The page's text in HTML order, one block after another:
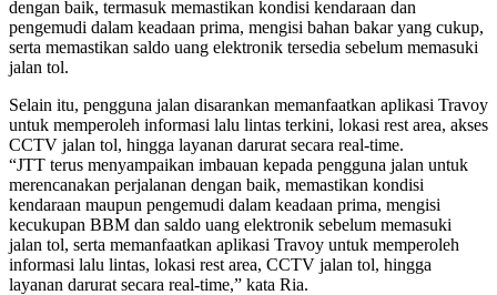
dengan baik, termasuk memastikan kondisi kendaraan dan
pengemudi dalam keadaan prima, mengisi bahan bakar yang cukup,
serta memastikan saldo uang elektronik tersedia sebelum memasuki
jalan tol.
Selain itu, pengguna jalan disarankan memanfaatkan aplikasi Travoy
untuk memperoleh informasi lalu lintas terkini, lokasi rest area, akses
CCTV jalan tol, hingga layanan darurat secara real-time.
“JTT terus menyampaikan imbauan kepada pengguna jalan untuk
merencanakan perjalanan dengan baik, memastikan kondisi
kendaraan maupun pengemudi dalam keadaan prima, mengisi
kecukupan BBM dan saldo uang elektronik sebelum memasuki
jalan tol, serta memanfaatkan aplikasi Travoy untuk memperoleh
informasi lalu lintas, lokasi rest area, CCTV jalan tol, hingga
layanan darurat secara real-time,” kata Ria.